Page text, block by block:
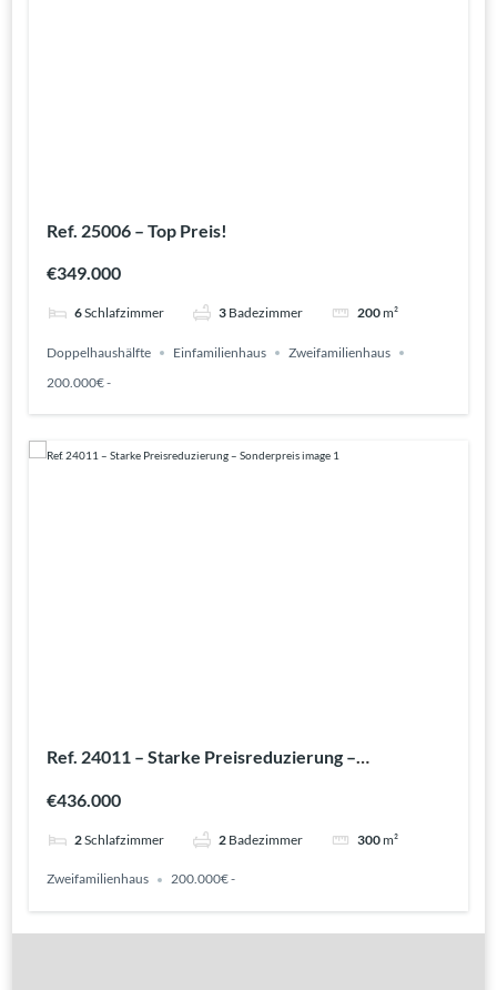
Ref. 25006 – Top Preis!
€349.000
6Schlafzimmer 3 Badezimmer 200m²
Doppelhaushälfte Einfamilienhaus
Zweifamilienhaus
200.000€ -
Ref. 24011 – Starke Preisreduzierung –
€436.000
2Schlafzimmer 2 Badezimmer 300m²
Zweifamilienhaus 200.000€ -